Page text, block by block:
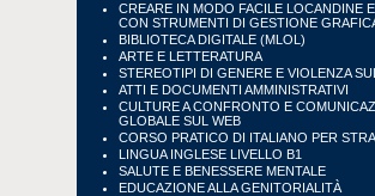
CREARE IN MODO FACILE LOCANDINE
CON STRUMENTI DI GESTIONE
BIBLIOTECA DIGITALE (MLOL)
ARTE E LETTERATURA
STEREOTIPI DI GENERE E VIOLENZA
ATTI E DOCUMENTI AMMINISTRATIVI
CULTURE A CONFRONTO E
GLOBALE SUL WEB
CORSO PRATICO DI ITALIANO PER
LINGUA INGLESE LIVELLO B1
SALUTE E BENESSERE MENTALE
EDUCAZIONE ALLA GENITORIALITÀ